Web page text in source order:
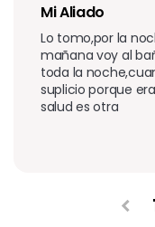
Mi Aliado
Lo tomo,por la
mañana voy al
toda la
suplicio porque
salud es otra
chevron_left